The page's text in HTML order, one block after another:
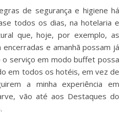
de segurança e higiene há
todos os dias, na hotelaria e
que, hoje, por exemplo, as
e amanhã possam já
serviço em modo buffet possa
em todos os hotéis, em vez de
a minha experiência em
vão até aos Destaques do
.